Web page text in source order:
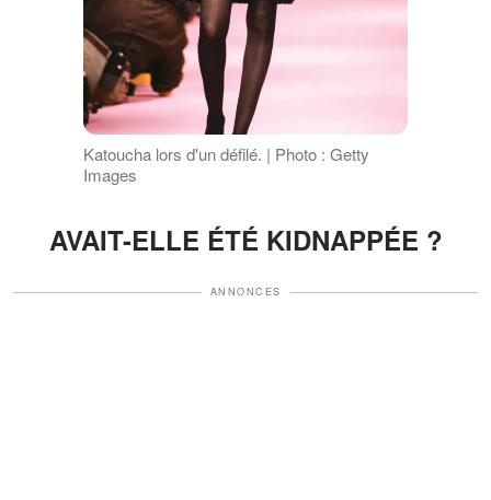
Katoucha lors d'un défilé. | Photo : Getty
Images
AVAIT-ELLE ÉTÉ KIDNAPPÉE ?
ANNONCES